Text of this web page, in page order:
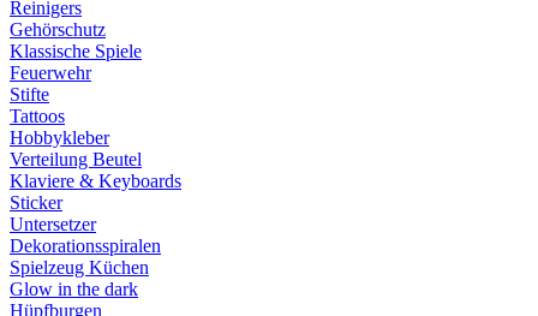
Reinigers
Gehörschutz
Klassische Spiele
Feuerwehr
Stifte
Tattoos
Hobbykleber
Verteilung Beutel
Klaviere & Keyboards
Sticker
Untersetzer
Dekorationsspiralen
Spielzeug Küchen
Glow in the dark
Hüpfburgen